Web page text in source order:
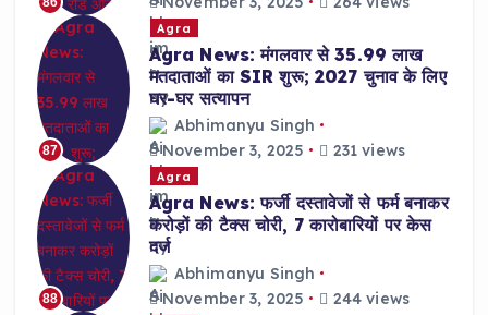
87
Agra
Agra News: मंगलवार से 35.99 लाख
मतदाताओं का SIR शुरू; 2027 चुनाव के लिए
घर-घर सत्यापन
Abhimanyu Singh
November 3, 2025
231 views
88
Agra
Agra News: फर्जी दस्तावेजों से फर्म बनाकर
करोड़ों की टैक्स चोरी, 7 कारोबारियों पर केस
दर्ज
Abhimanyu Singh
November 3, 2025
244 views